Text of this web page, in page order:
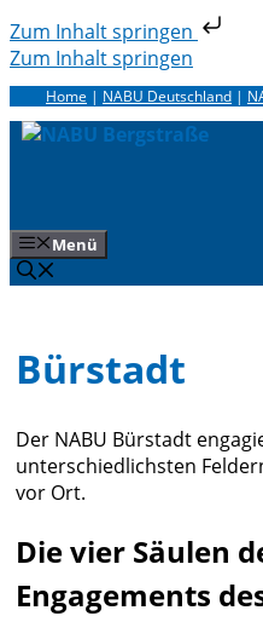
Zum Inhalt springen
Zum Inhalt springen
Home | NABU Deutschland |
Menü
Bürstadt
Der NABU Bürstadt
unterschiedlichsten
vor Ort.
Die vier Säulen
Engagements